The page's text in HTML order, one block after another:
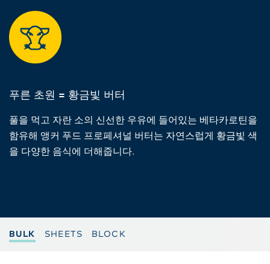
푸른 초원 = 황금빛 버터
풀을 먹고 자란 소의 신선한 우유에 들어있는 베타카로틴을
함유해 앵커 푸드 프로페셔널 버터는 자연스럽게 황금빛 색
을 다양한 음식에 더해줍니다.
BULK SHEETS BLOCK